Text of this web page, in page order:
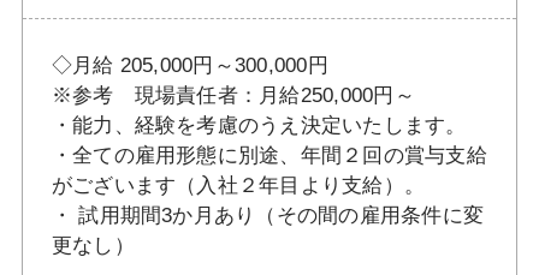
◇月給 205,000円～300,000円
※参考 現場責任者：月給250,000円～
・能力、経験を考慮のうえ決定いたします。
・全ての雇用形態に別途、年間２回の賞与支給
がございます（入社２年目より支給）。
・ 試用期間3か月あり（その間の雇用条件に変
更なし）